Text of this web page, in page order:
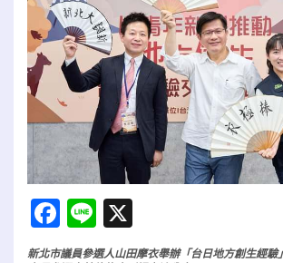
Facebook
Line
新北市議員參選人山田摩衣舉辦「台日地方創生經驗